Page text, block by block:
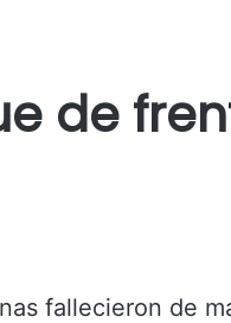
de
fallecieron de